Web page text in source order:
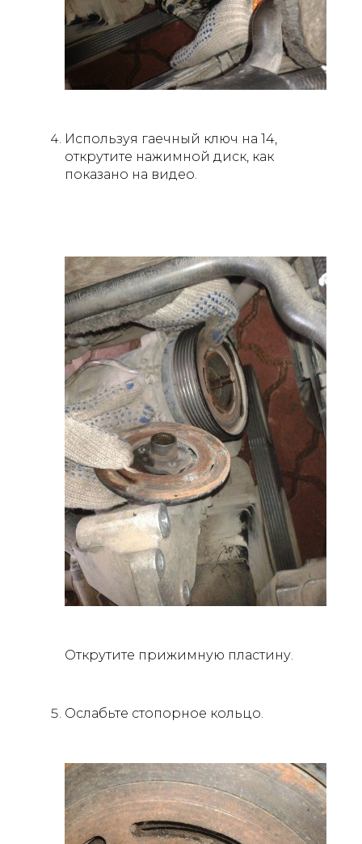
Используя гаечный ключ на 14,
открутите нажимной диск, как
показано на видео.
Открутите прижимную пластину.
Ослабьте стопорное кольцо.